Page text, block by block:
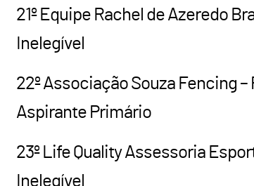
21º Equipe Rachel de Azeredo
Inelegível
22º Associação Souza Fencing –
Aspirante Primário
23º Life Quality Assessoria
Inelegível